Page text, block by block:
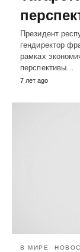
Президент
гендиректор
рамках
перспективы…
7 лет ago
В МИРЕ